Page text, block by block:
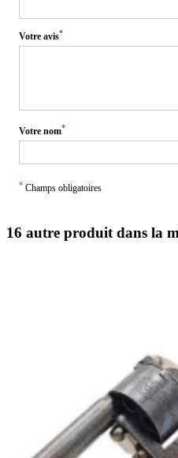
Votre avis*
Votre nom*
* Champs obligatoires
16 autre produit dans la